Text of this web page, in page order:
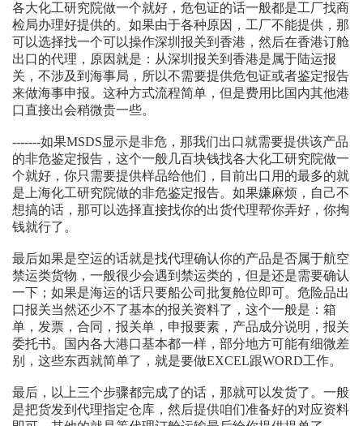
各大化工研究院做一个就好，危包证的话一般都是工厂找商
检局办理好提供的。如果由于各种原因，工厂不能提供，那
可以选择找一个可以操作深圳报关到香港，然后在香港订舱
出口的代理，原因就是：从深圳报关到香港是属于陆运报
关，不涉及到海事局，所以不需要提供危包证或者鉴定报告
来做海事申报。这种方式流程简单，但是费用比国内其他港
口直接出会稍微贵一些。
-------如果MSDS显示是非危，那我们出口就需要提供该产品
的非危鉴定报告，这个一般几百块钱找各大化工研究院做一
个就好，你只需要提供样品给他们，目前出口用的最多的就
是上海化工研究院做的非危鉴定报告。如果嫌麻烦，自己不
想搞的话，那可以选择直接找你的出货代理帮你弄好，你掏
钱就行了。
最后如果是空运的话就是找代理确认你的产品是否属于航空
禁运类货物，一般很少会遇到禁运类的，但是还是需要确认
一下；如果是海运的话只要船公司批复舱位即可。危险品出
口报关当然还少不了基本的报关资料了，这个一般是：箱
单，发票，合同，报关单，申报要素，产品成分说明，报关
委托书。国内各大港口基本都一样，部分地方可能有细微差
别，这些东西就简单了，就是要做EXCEL跟WORD工作。
最后，以上三个步骤都完成了的话，那就可以发货了。一般
是把货发到代理指定仓库，然后提供咱们准备好的对应资料